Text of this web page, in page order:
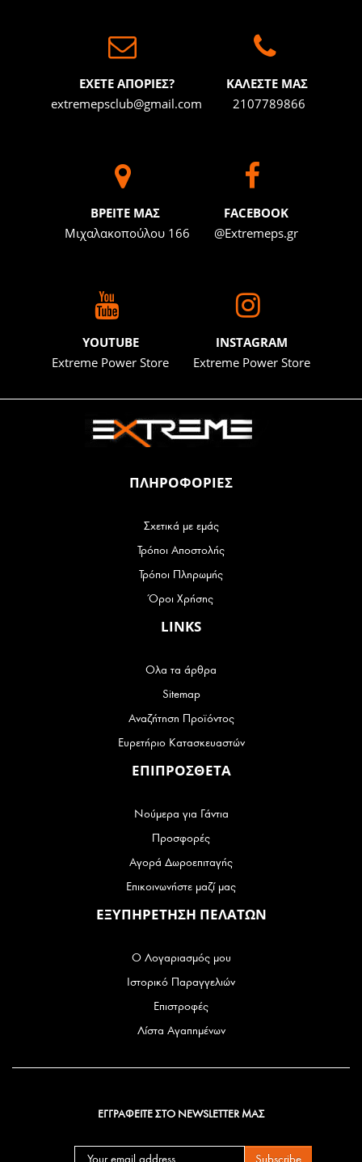
ΕΧΕΤΕ ΑΠΟΡΙΕΣ?
extremepsclub@gmail.com
ΚΑΛΕΣΤΕ ΜΑΣ
2107789866
BΡΕΙΤΕ ΜΑΣ
Μιχαλακοπούλου 166
FACEBOOK
@Extremeps.gr
YOUTUBE
Extreme Power Store
INSTAGRAM
Extreme Power Store
ΠΛΗΡΟΦΟΡΙΕΣ
Σχετικά με εμάς
Τρόποι Αποστολής
Τρόποι Πληρωμής
Όροι Χρήσης
LINKS
Ολα τα άρθρα
Sitemap
Αναζήτηση Προϊόντος
Ευρετήριο Κατασκευαστών
ΕΠΙΠΡΟΣΘΕΤΑ
Νούμερα για Γάντια
Προσφορές
Αγορά Δωροεπιταγής
Επικοινωνήστε μαζί μας
ΕΞΥΠΗΡΕΤΗΣΗ ΠΕΛΑΤΩΝ
Ο Λογαριασμός μου
Ιστορικό Παραγγελιών
Επιστροφές
Λίστα Αγαπημένων
ΕΓΓΡΑΦΕΙΤΕ ΣΤΟ NEWSLETTER ΜΑΣ